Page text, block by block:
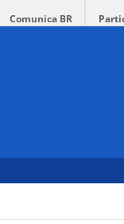
Comunica BR